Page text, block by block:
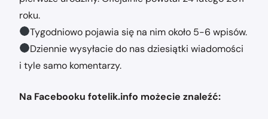
roku.
Tygodniowo pojawia się na nim około 5-6 wpisów.
Dziennie wysyłacie do nas dziesiątki wiadomości
i tyle samo komentarzy.
Na Facebooku fotelik.info możecie znaleźć: